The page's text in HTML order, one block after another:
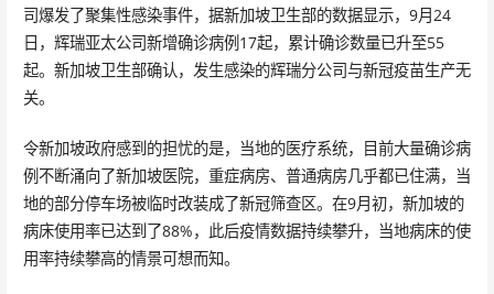
司爆发了聚集性感染事件，据新加坡卫生部的数据显示，9月24
日，辉瑞亚太公司新增确诊病例17起，累计确诊数量已升至55
起。新加坡卫生部确认，发生感染的辉瑞分公司与新冠疫苗生产无
关。
令新加坡政府感到的担忧的是，当地的医疗系统，目前大量确诊病
例不断涌向了新加坡医院，重症病房、普通病房几乎都已住满，当
地的部分停车场被临时改装成了新冠筛查区。在9月初，新加坡的
病床使用率已达到了88%，此后疫情数据持续攀升，当地病床的使
用率持续攀高的情景可想而知。